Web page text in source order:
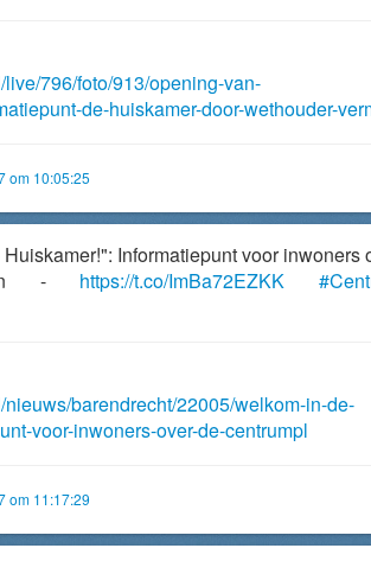
796/foto/913/opening-van-
de-huiskamer-door-wethouder-
om 10:05:25
Informatiepunt voor inwoners
- https://t.co/ImBa72EZKK
barendrecht/22005/welkom-in-de-
voor-inwoners-over-de-centrumpl
om 11:17:29